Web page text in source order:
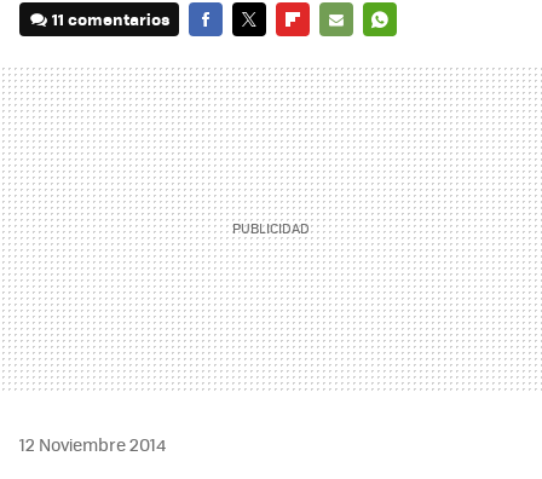
11 comentarios
MAIL
12 Noviembre 2014